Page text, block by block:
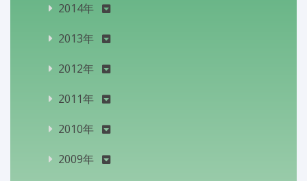
2014年
2013年
2012年
2011年
2010年
2009年